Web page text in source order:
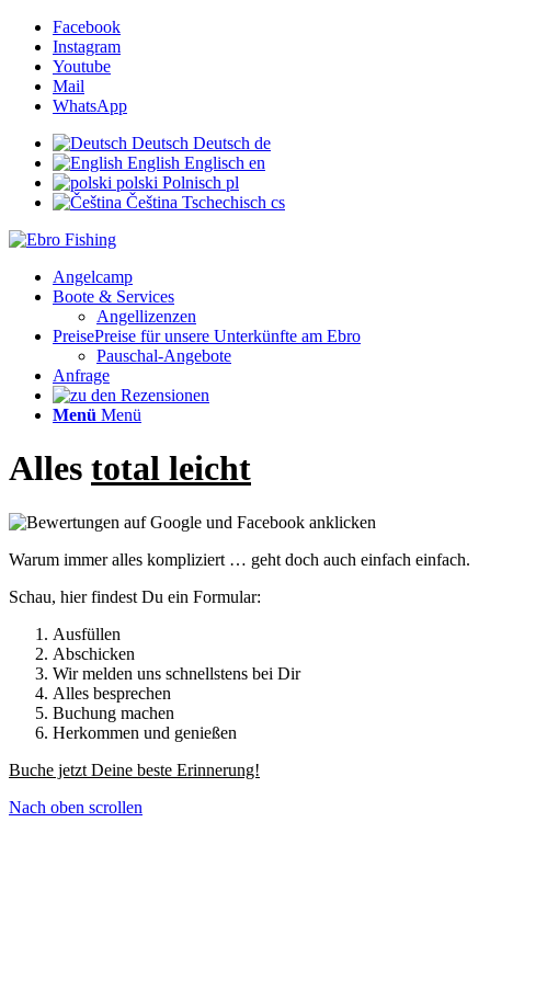
Facebook
Instagram
Youtube
Mail
WhatsApp
Deutsch Deutsch de
English Englisch en
polski Polnisch pl
Čeština Tschechisch cs
Angelcamp
Boote & Services
Angellizenzen
PreisePreise für unsere Unterkünfte am Ebro
Pauschal-Angebote
Anfrage
Menü Menü
Alles total leicht
Warum immer alles kompliziert … geht doch auch einfach einfach.
Schau, hier findest Du ein Formular:
Ausfüllen
Abschicken
Wir melden uns schnellstens bei Dir
Alles besprechen
Buchung machen
Herkommen und genießen
Buche jetzt Deine beste Erinnerung!
Nach oben scrollen